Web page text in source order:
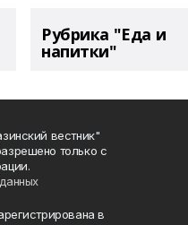
Рубрика "Еда и
напитки"
вестник"
только с
в